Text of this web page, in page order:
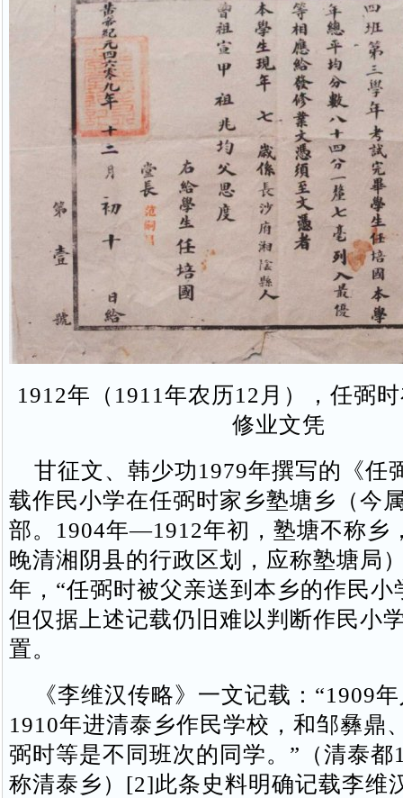
1912年（1911年农历12月），任弼
修业文凭
甘征文、韩少功1979年撰写的《任
载作民小学在任弼时家乡塾塘乡（今
部。1904年—1912年初，塾塘不称乡
晚清湘阴县的行政区划，应称塾塘局
年，“任弼时被父亲送到本乡的作民小
但仅据上述记载仍旧难以判断作民小
置。
《李维汉传略》一文记载：“1909
1910年进清泰乡作民学校，和邹彝鼎
弼时等是不同班次的同学。”（清泰都
称清泰乡）[2]此条史料明确记载李维